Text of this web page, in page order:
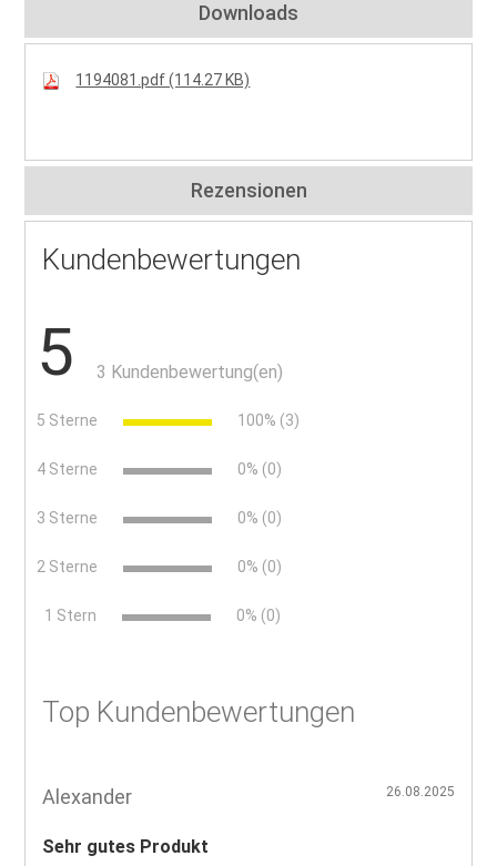
Downloads
1194081.pdf (114.27 KB)
Rezensionen
Kundenbewertungen
5 3 Kundenbewertung(en)
5 Sterne 100% (3)
4 Sterne 0% (0)
3 Sterne 0% (0)
2 Sterne 0% (0)
1 Stern 0% (0)
Top Kundenbewertungen
Alexander 26.08.2025
Sehr gutes Produkt